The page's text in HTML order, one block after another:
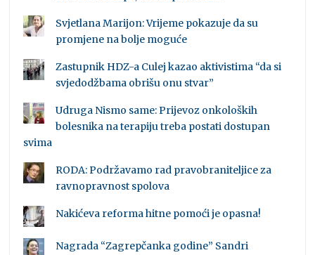
Svjetlana Marijon: Vrijeme pokazuje da su
promjene na bolje moguće
Zastupnik HDZ-a Culej kazao aktivistima “da si
svjedodžbama obrišu onu stvar”
Udruga Nismo same: Prijevoz onkoloških
bolesnika na terapiju treba postati dostupan
svima
RODA: Podržavamo rad pravobraniteljice za
ravnopravnost spolova
Nakićeva reforma hitne pomoći je opasna!
Nagrada “Zagrepčanka godine” Sandri